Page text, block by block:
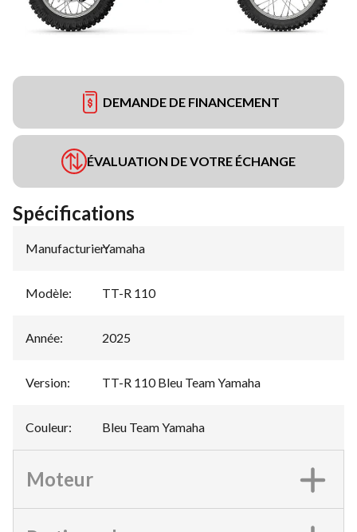
DEMANDE DE FINANCEMENT
ÉVALUATION DE VOTRE ÉCHANGE
Spécifications
Manufacturier:
Yamaha
Modèle: TT-R 110
Année: 2025
Version: TT-R 110 Bleu Team Yamaha
Couleur: Bleu Team Yamaha
Moteur